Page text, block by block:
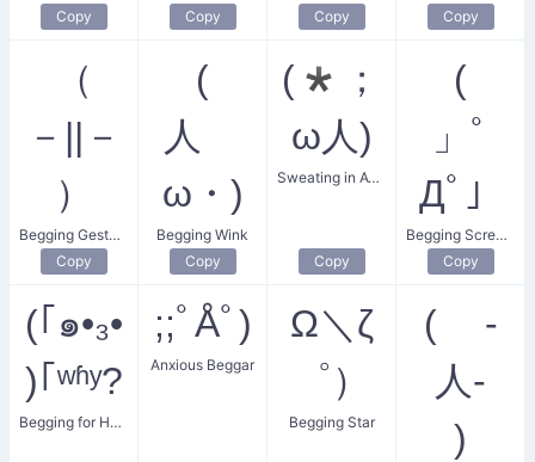
Copy
Copy
Copy
Copy
（
－||－
）
Begging Gesture
Copy
(
人ゝ
ω・)
Begging Wink
Copy
(*；
ω人)
Sweating in Awe
Copy
(
」ﾟ
Дﾟ」
Begging Scream
Copy
(｢๑•₃•
)｢ʷʱʸ?
Begging for Help
;;ﾟÅﾟ)
Anxious Beggar
Ω＼ζ
゜）
Begging Star
( -
人-
)